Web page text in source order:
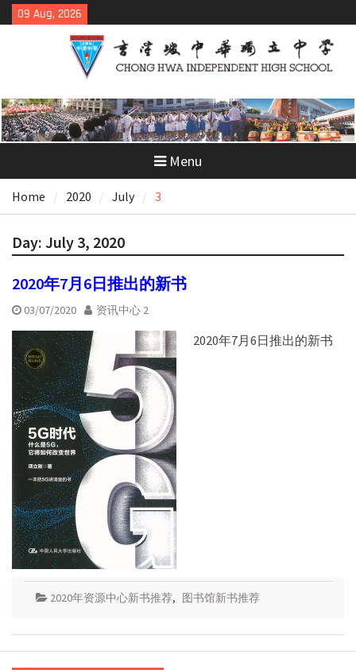
Skip
to
09 Aug, 2026
Menu
Home 2020 July 3
Day: July 3, 2020
2020年7月6日推出的新书
03/07/2020 资讯中心 2
2020年7月6日推出的新书
2020年资源中心新书推荐, 图书馆新书推荐